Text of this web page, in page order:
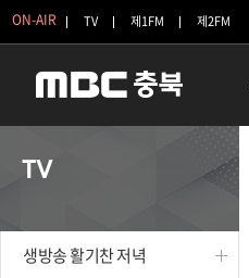
ON-AIR TV 제1FM 제2FM
TV
생방송 활기찬 저녁